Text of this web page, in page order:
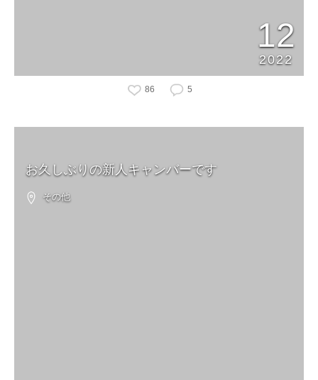
12
2022
86 5
お久しぶりの新人キャンバーです
その他